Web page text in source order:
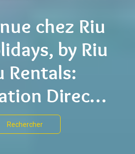
chez Riu
by Riu
Rentals:
Directe
Rechercher